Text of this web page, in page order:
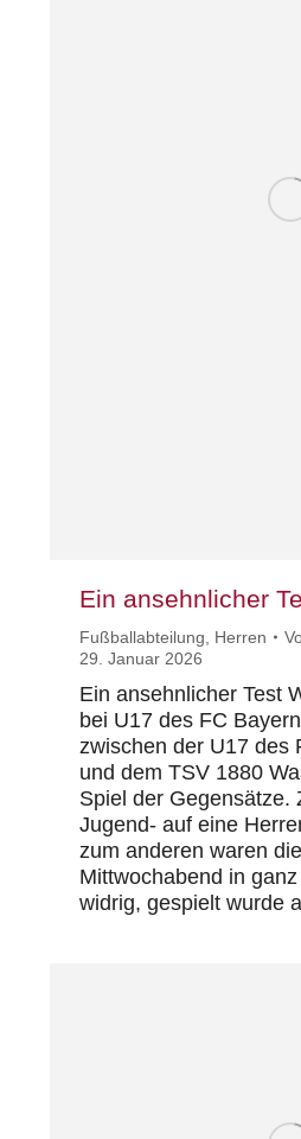
Ein ansehnlicher
Fußballabteilung Herren
29. Januar 2026
Ein ansehnlicher Test
bei U17 des FC
zwischen der U17 des
und dem TSV 1880
Spiel der Gegensätze.
Jugend- auf eine
zum anderen waren
Mittwochabend in
widrig, gespielt wurde